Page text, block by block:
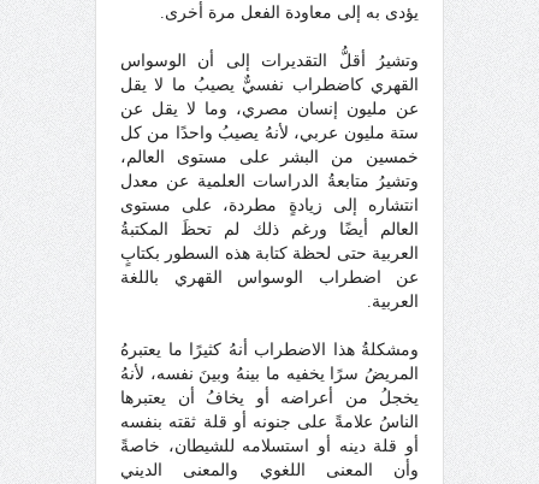
يؤدى به إلى معاودة الفعل مرة أخرى.
وتشيرُ أقلُّ التقديرات إلى أن الوسواس
القهري كاضطراب نفسيٌّ يصيبُ ما لا يقل
عن مليون إنسان مصري، وما لا يقل عن
ستة مليون عربي، لأنهُ يصيبُ واحدًا من كل
خمسين من البشر على مستوى العالم،
وتشيرُ متابعةُ الدراسات العلمية عن معدل
انتشاره إلى زيادةٍ مطردة، على مستوى
العالم أيضًا ورغم ذلك لم تحظَ المكتبةُ
العربية حتى لحظة كتابة هذه السطور بكتابٍ
عن اضطراب الوسواس القهري باللغة
العربية.
ومشكلةُ هذا الاضطراب أنهُ كثيرًا ما يعتبرهُ
المريضُ سرًا يخفيه ما بينهُ وبينَ نفسه، لأنهُ
يخجلُ من أعراضه أو يخافُ أن يعتبرها
الناسُ علامةً على جنونه أو قلة ثقته بنفسه
أو قلة دينه أو استسلامه للشيطان، خاصةً
وأن المعنى اللغوي والمعنى الديني